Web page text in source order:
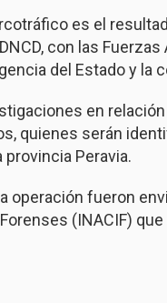
es el
con las
del Estado y la
en
quienes serán
Peravia.
operación fueron
(INACIF)